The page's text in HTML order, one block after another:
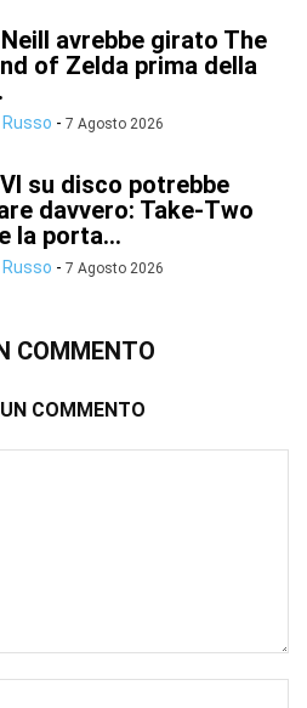
avrebbe girato The
of Zelda prima della
- 7 Agosto 2026
su disco potrebbe
davvero: Take-Two
la porta...
- 7 Agosto 2026
COMMENTO
COMMENTO